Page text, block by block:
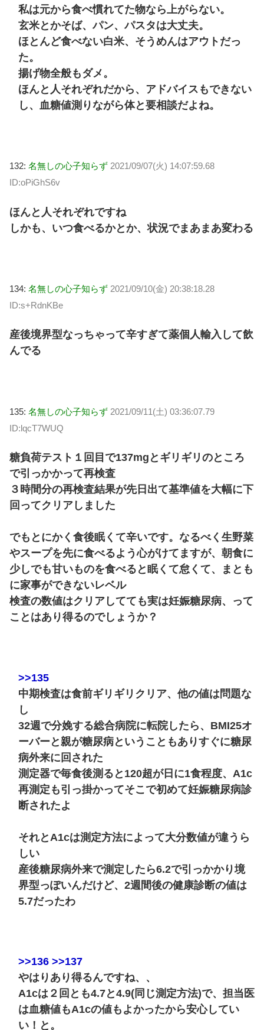
私は元から食べ慣れてた物なら上がらない。
玄米とかそば、パン、パスタは大丈夫。
ほとんど食べない白米、そうめんはアウトだっ
た。
揚げ物全般もダメ。
ほんと人それぞれだから、アドバイスもできない
し、血糖値測りながら体と要相談だよね。
132: 名無しの心子知らず 2021/09/07(火) 14:07:59.68
ID:oPiGhS6v
ほんと人それぞれですね
しかも、いつ食べるかとか、状況でまあまあ変わる
134: 名無しの心子知らず 2021/09/10(金) 20:38:18.28
ID:s+RdnKBe
産後境界型なっちゃって辛すぎて薬個人輸入して飲
んでる
135: 名無しの心子知らず 2021/09/11(土) 03:36:07.79
ID:lqcT7WUQ
糖負荷テスト１回目で137mgとギリギリのところ
で引っかかって再検査
３時間分の再検査結果が先日出て基準値を大幅に下
回ってクリアしました
でもとにかく食後眠くて辛いです。なるべく生野菜
やスープを先に食べるよう心がけてますが、朝食に
少しでも甘いものを食べると眠くて怠くて、まとも
に家事ができないレベル
検査の数値はクリアしてても実は妊娠糖尿病、って
ことはあり得るのでしょうか？
>>135
中期検査は食前ギリギリクリア、他の値は問題な
し
32週で分娩する総合病院に転院したら、BMI25オ
ーバーと親が糖尿病ということもありすぐに糖尿
病外来に回された
測定器で毎食後測ると120超が日に1食程度、A1c
再測定も引っ掛かってそこで初めて妊娠糖尿病診
断されたよ
それとA1cは測定方法によって大分数値が違うら
しい
産後糖尿病外来で測定したら6.2で引っかかり境
界型っぽいんだけど、2週間後の健康診断の値は
5.7だったわ
>>136 >>137
やはりあり得るんですね、、
A1cは２回とも4.7と4.9(同じ測定方法)で、担当医
は血糖値もA1cの値もよかったから安心してい
い！と。